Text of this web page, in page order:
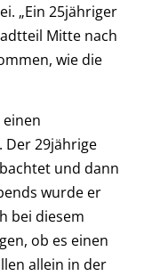
„Ein 25jähriger
Mitte nach
wie die
29jährige
und dann
wurde er
bei diesem
ob es einen
allein in der